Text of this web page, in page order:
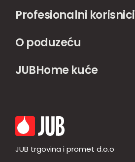
Profesionalni korisnici
O poduzeću
JUBHome kuće
JUB trgovina i promet d.o.o